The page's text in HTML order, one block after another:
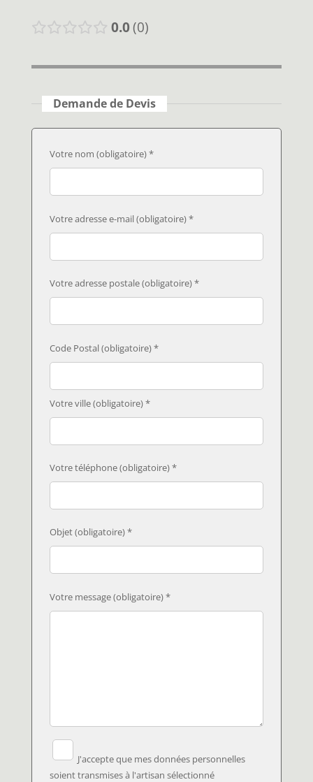
0.0 0
Demande de Devis
Votre nom (obligatoire) *
Votre adresse e-mail (obligatoire) *
Votre adresse postale (obligatoire) *
Code Postal (obligatoire) *
Votre ville (obligatoire) *
Votre téléphone (obligatoire) *
Objet (obligatoire) *
Votre message (obligatoire) *
J'accepte que mes données personnelles
soient transmises à l'artisan sélectionné